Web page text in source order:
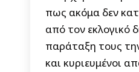
πως ακόμα δεν
από τον εκλογικό
παράταξη τους
και κυριευμένοι